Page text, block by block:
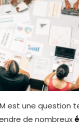
est une question
de nombreux